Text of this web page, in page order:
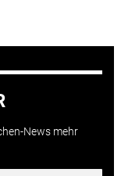
News mehr